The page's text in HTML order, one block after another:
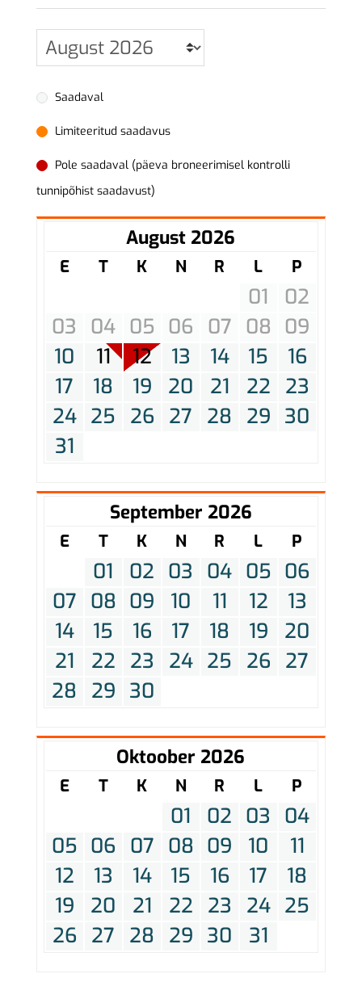
Saadaval
Limiteeritud saadavus
Pole saadaval (päeva broneerimisel kontrolli
tunnipõhist saadavust)
August 2026
E T K N R L P
01
02
03
04 05 06 07 08
09
10
11 12 13 14 15
16
17
18 19 20 21 22
23
24 25 26 27 28 29 30
31
September 2026
E T K N R L P
01 02 03 04 05 06
07 08 09 10 11 12
13
14
15 16 17 18 19
20
21
22 23 24 25 26
27
28
29 30
Oktoober 2026
E T K N R L P
01 02 03
04
05 06 07 08 09 10
11
12
13 14 15 16 17
18
19
20 21 22 23 24 25
26
27 28 29 30 31